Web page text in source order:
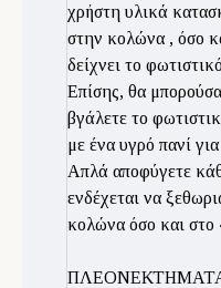
χρήστη υλικά
στην κολώνα , όσο
δείχνει το
Επίσης, θα
βγάλετε το
με ένα υγρό πανί
Απλά αποφύγετε
ενδέχεται να
κολώνα όσο και στο
ΠΛΕΟΝΕΚΤΗΜΑΤΑ: